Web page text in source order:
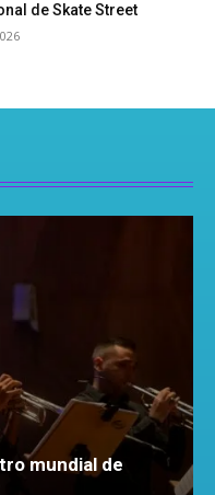
de Skate Street
mundial de